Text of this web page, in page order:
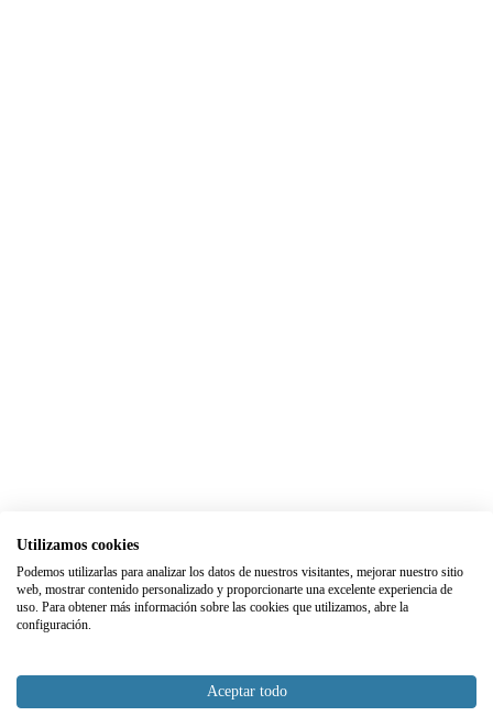
Utilizamos cookies
Podemos utilizarlas para analizar los datos de nuestros visitantes, mejorar nuestro sitio
web, mostrar contenido personalizado y proporcionarte una excelente experiencia de
uso. Para obtener más información sobre las cookies que utilizamos, abre la
configuración.
Aceptar todo